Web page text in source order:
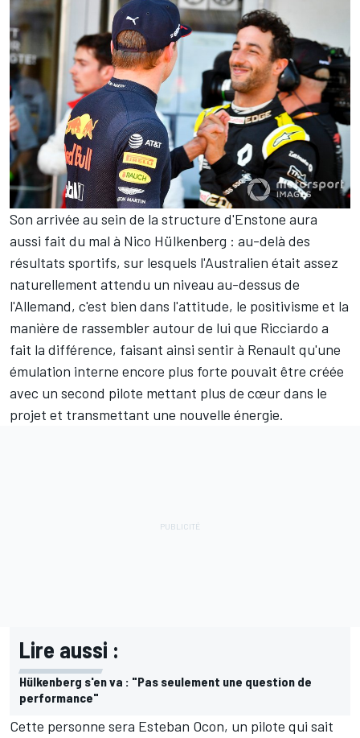
Son arrivée au sein de la structure d'Enstone aura
aussi fait du mal à Nico Hülkenberg : au-delà des
résultats sportifs, sur lesquels l'Australien était assez
naturellement attendu un niveau au-dessus de
l'Allemand, c'est bien dans l'attitude, le positivisme et la
manière de rassembler autour de lui que Ricciardo a
fait la différence, faisant ainsi sentir à Renault qu'une
émulation interne encore plus forte pouvait être créée
avec un second pilote mettant plus de cœur dans le
projet et transmettant une nouvelle énergie.
Lire aussi :
Hülkenberg s'en va : "Pas seulement une question de
performance"
Cette personne sera Esteban Ocon, un pilote qui sait